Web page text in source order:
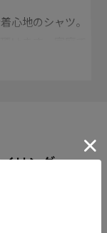
心地のシャツ。
形態安定。
リング